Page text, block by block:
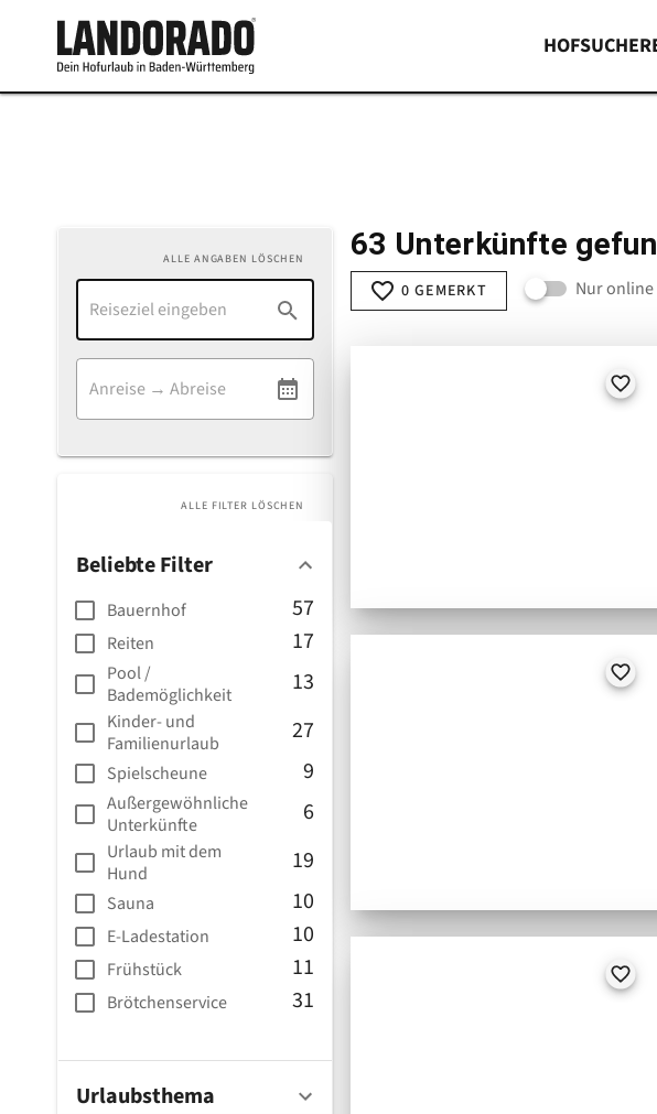
HOFSUCHE
ALLE ANGABEN LÖSCHEN
ALLE FILTER LÖSCHEN
Beliebte Filter
Bauernhof 57
Reiten 17
Pool /
Bademöglichkeit
13
Kinder- und
Familienurlaub
27
Spielscheune 9
Außergewöhnliche
Unterkünfte
6
Urlaub mit dem
Hund
19
Sauna 10
E-Ladestation 10
Frühstück 11
Brötchenservice 31
Urlaubsthema
63 Unterkünfte
0 GEMERKT Nur